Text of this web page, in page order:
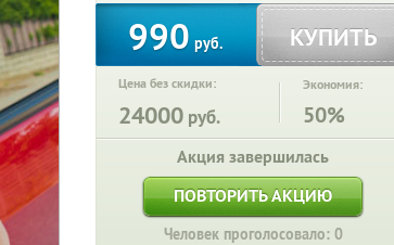
990 руб. КУПИТЬ
Цена без скидки:
24000 руб.
Экономия:
50%
Акция завершилась
ПОВТОРИТЬ АКЦИЮ
Человек проголосовало: 0